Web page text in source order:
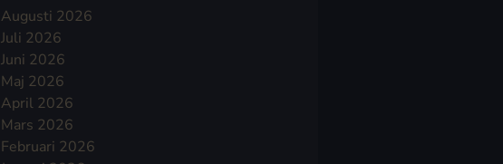
Augusti 2026
Juli 2026
Juni 2026
Maj 2026
April 2026
Mars 2026
Februari 2026